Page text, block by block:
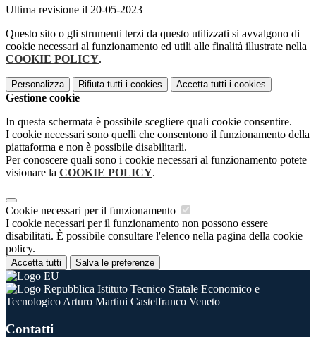
Ultima revisione il 20-05-2023
Questo sito o gli strumenti terzi da questo utilizzati si avvalgono di
cookie necessari al funzionamento ed utili alle finalità illustrate nella
COOKIE POLICY.
Personalizza Rifiuta tutti i cookies Accetta tutti i cookies
Gestione cookie
In questa schermata è possibile scegliere quali cookie consentire.
I cookie necessari sono quelli che consentono il funzionamento della
piattaforma e non è possibile disabilitarli.
Per conoscere quali sono i cookie necessari al funzionamento potete
visionare la COOKIE POLICY.
Cookie necessari per il funzionamento
I cookie necessari per il funzionamento non possono essere
disabilitati. È possibile consultare l'elenco nella pagina della cookie
policy.
Accetta tutti Salva le preferenze
Istituto Tecnico Statale Economico e
Tecnologico Arturo Martini Castelfranco Veneto
Contatti